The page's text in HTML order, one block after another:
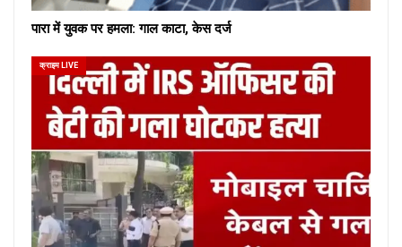
पारा में युवक पर हमला: गाल काटा, केस दर्ज
क्राइम LIVE